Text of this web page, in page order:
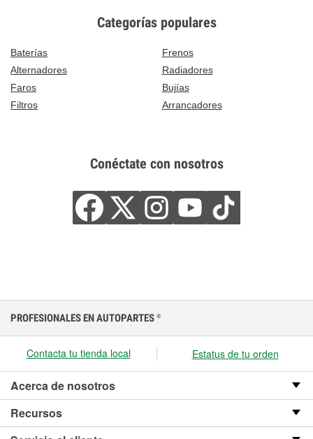
Categorías populares
Baterías
Frenos
Alternadores
Radiadores
Faros
Bujías
Filtros
Arrancadores
Conéctate con nosotros
PROFESIONALES EN AUTOPARTES ®
Contacta tu tienda local Estatus de tu orden
Acerca de nosotros
Recursos